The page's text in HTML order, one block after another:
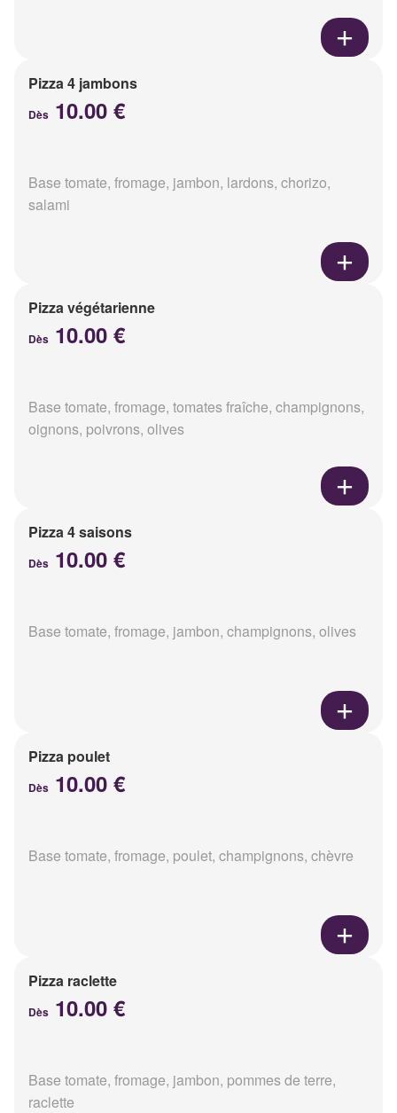
Pizza 4 jambons
Dès 10.00 €
Base tomate, fromage, jambon, lardons, chorizo,
salami
Pizza végétarienne
Dès 10.00 €
Base tomate, fromage, tomates fraîche, champignons,
oignons, poivrons, olives
Pizza 4 saisons
Dès 10.00 €
Base tomate, fromage, jambon, champignons, olives
Pizza poulet
Dès 10.00 €
Base tomate, fromage, poulet, champignons, chèvre
Pizza raclette
Dès 10.00 €
Base tomate, fromage, jambon, pommes de terre,
raclette